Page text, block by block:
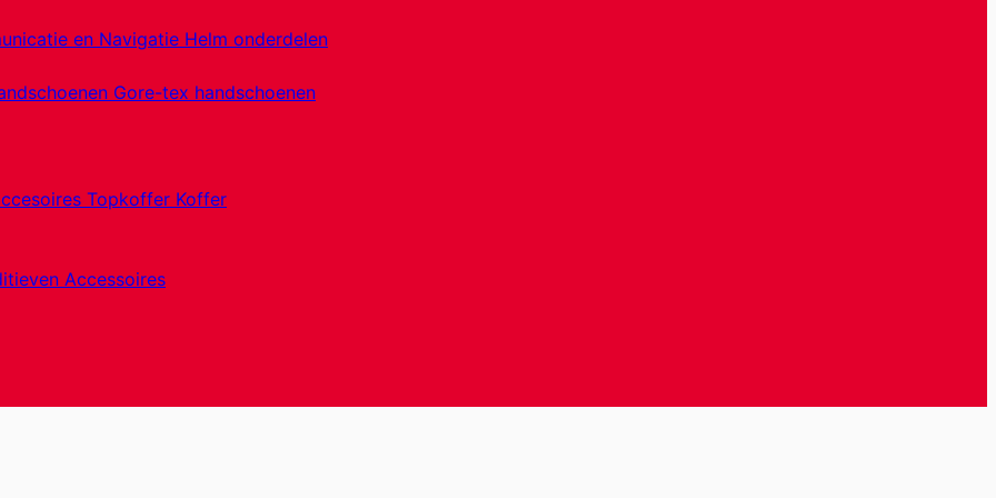
en Navigatie Helm onderdelen
Gore-tex handschoenen
Topkoffer Koffer
Accessoires